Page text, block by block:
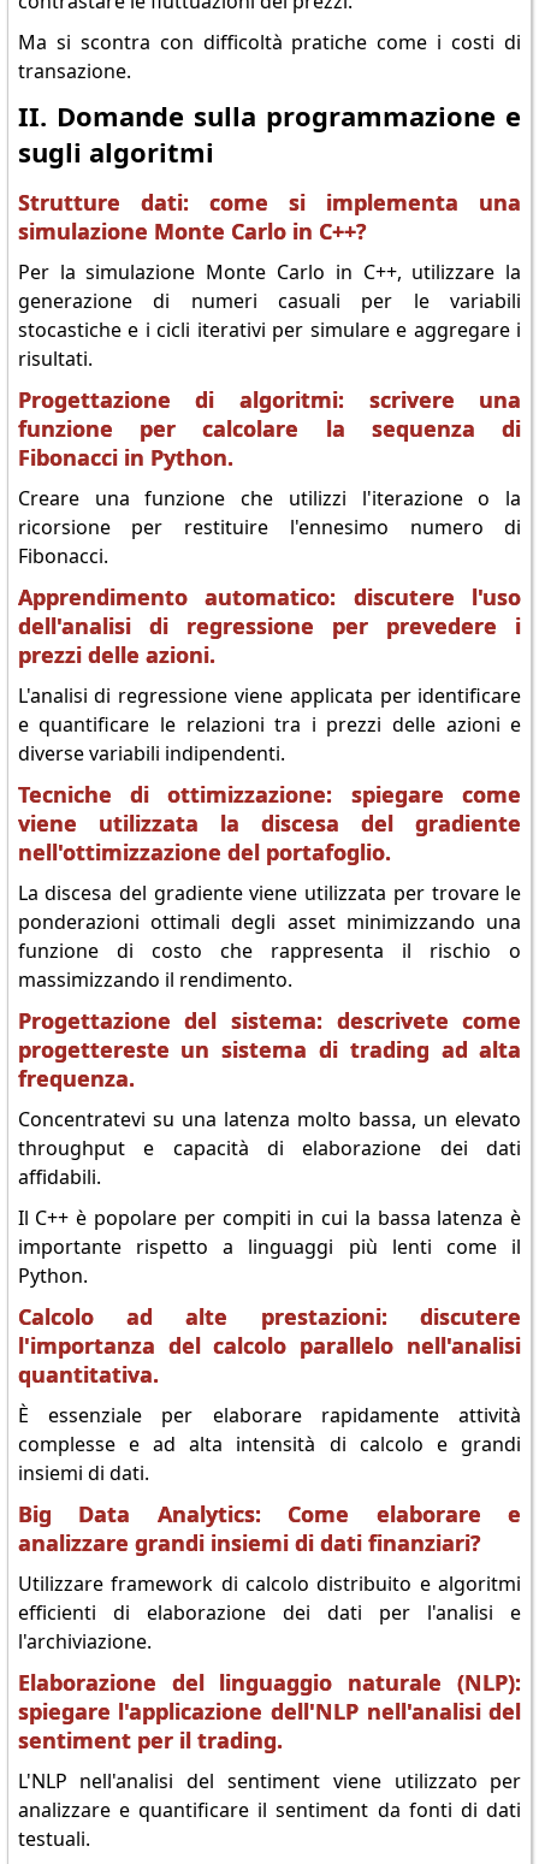
Ma si scontra con difficoltà pratiche come i costi di
transazione.
II. Domande sulla programmazione e
sugli algoritmi
Strutture dati: come si implementa una
simulazione Monte Carlo in C++?
Per la simulazione Monte Carlo in C++, utilizzare la
generazione di numeri casuali per le variabili
stocastiche e i cicli iterativi per simulare e aggregare i
risultati.
Progettazione di algoritmi: scrivere una
funzione per calcolare la sequenza di
Fibonacci in Python.
Creare una funzione che utilizzi l'iterazione o la
ricorsione per restituire l'ennesimo numero di
Fibonacci.
Apprendimento automatico: discutere l'uso
dell'analisi di regressione per prevedere i
prezzi delle azioni.
L'analisi di regressione viene applicata per identificare
e quantificare le relazioni tra i prezzi delle azioni e
diverse variabili indipendenti.
Tecniche di ottimizzazione: spiegare come
viene utilizzata la discesa del gradiente
nell'ottimizzazione del portafoglio.
La discesa del gradiente viene utilizzata per trovare le
ponderazioni ottimali degli asset minimizzando una
funzione di costo che rappresenta il rischio o
massimizzando il rendimento.
Progettazione del sistema: descrivete come
progettereste un sistema di trading ad alta
frequenza.
Concentratevi su una latenza molto bassa, un elevato
throughput e capacità di elaborazione dei dati
affidabili.
Il C++ è popolare per compiti in cui la bassa latenza è
importante rispetto a linguaggi più lenti come il
Python.
Calcolo ad alte prestazioni: discutere
l'importanza del calcolo parallelo nell'analisi
quantitativa.
È essenziale per elaborare rapidamente attività
complesse e ad alta intensità di calcolo e grandi
insiemi di dati.
Big Data Analytics: Come elaborare e
analizzare grandi insiemi di dati finanziari?
Utilizzare framework di calcolo distribuito e algoritmi
efficienti di elaborazione dei dati per l'analisi e
l'archiviazione.
Elaborazione del linguaggio naturale (NLP):
spiegare l'applicazione dell'NLP nell'analisi del
sentiment per il trading.
L'NLP nell'analisi del sentiment viene utilizzato per
analizzare e quantificare il sentiment da fonti di dati
testuali.